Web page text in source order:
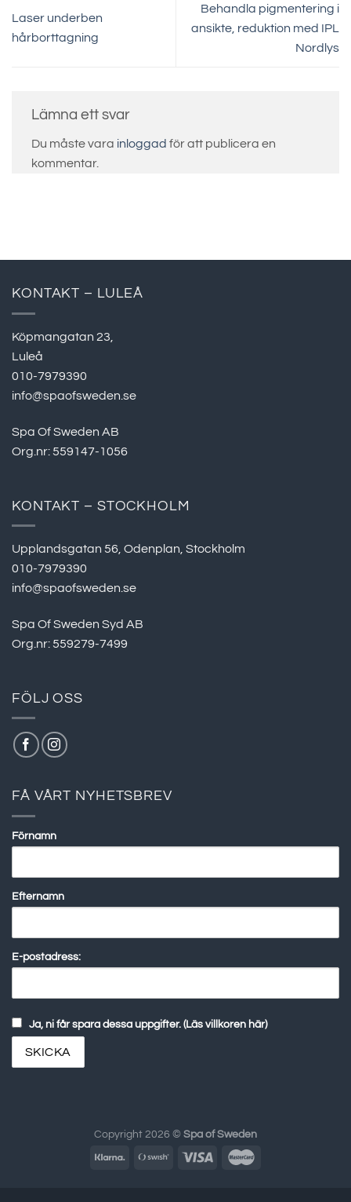
Laser underben
hårborttagning
Behandla pigmentering i
ansikte, reduktion med IPL
Nordlys
Lämna ett svar
Du måste vara inloggad för att publicera en
kommentar.
KONTAKT – LULEÅ
Köpmangatan 23,
Luleå
010-7979390
info@spaofsweden.se
Spa Of Sweden AB
Org.nr: 559147-1056
KONTAKT – STOCKHOLM
Upplandsgatan 56, Odenplan, Stockholm
010-7979390
info@spaofsweden.se
Spa Of Sweden Syd AB
Org.nr: 559279-7499
FÖLJ OSS
FÅ VÅRT NYHETSBREV
Förnamn
Efternamn
E-postadress:
Ja, ni får spara dessa uppgifter. (Läs villkoren här)
Copyright 2026 © Spa of Sweden